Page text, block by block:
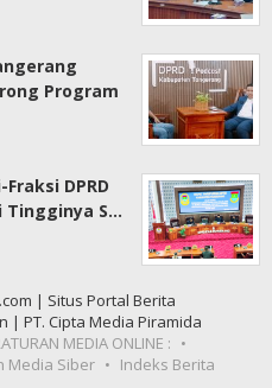
Program
DPRD
Tingginya S…
| Situs Portal Berita
| PT. Cipta Media Piramida
MEDIA ONLINE :
Media Siber Indeks Berita